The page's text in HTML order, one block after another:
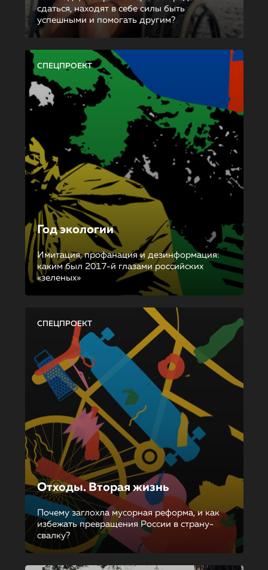
сдаться, находят в себе силы быть
успешными и помогать другим?
СПЕЦПРОЕКТ
Год экологии
Имитация, профанация и дезинформация:
каким был 2017-й глазами российских
«зеленых»
СПЕЦПРОЕКТ
Отходы. Вторая жизнь
Почему заглохла мусорная реформа, и как
избежать превращения России в страну-
свалку?